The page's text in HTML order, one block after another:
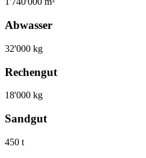
Abwasser
32'000 kg
Rechengut
18'000 kg
Sandgut
450 t